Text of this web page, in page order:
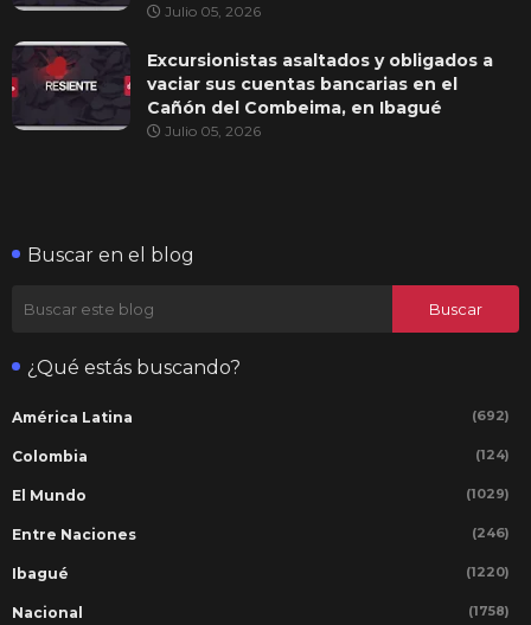
Julio 05, 2026
Excursionistas asaltados y obligados a
vaciar sus cuentas bancarias en el
Cañón del Combeima, en Ibagué
Julio 05, 2026
Buscar en el blog
¿Qué estás buscando?
América Latina (692)
Colombia (124)
El Mundo (1029)
Entre Naciones (246)
Ibagué (1220)
Nacional (1758)